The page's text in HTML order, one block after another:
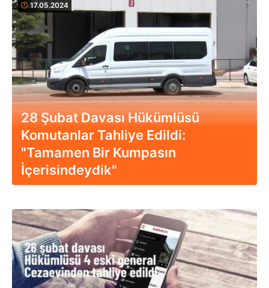
17.05.2024
28 Şubat Davası Hükümlüsü
Komutanlar Tahliye Edildi:
"Tamamen Bir Kumpasın
İçerisindeydik"
17.05.2024